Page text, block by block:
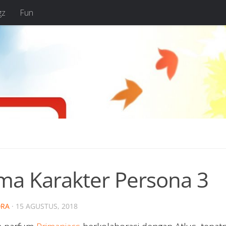
Fun
Karakter Persona 3
· 15 AGUSTUS, 2018